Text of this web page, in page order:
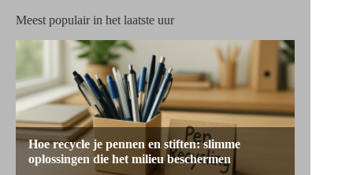
Meest populair in het laatste uur